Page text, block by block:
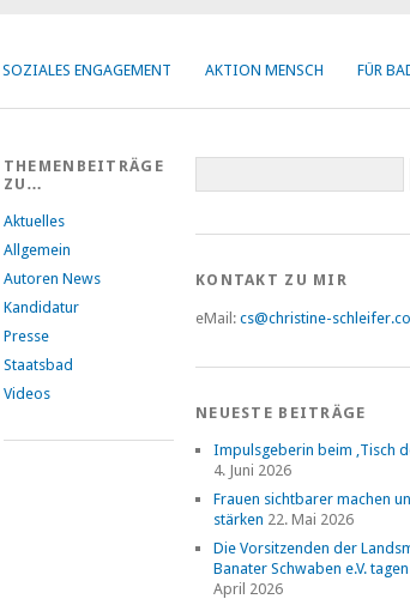
SOZIALES ENGAGEMENT AKTION MENSCH FÜR
THEMENBEITRÄGE
ZU…
Aktuelles
Allgemein
Autoren News
Kandidatur
Presse
Staatsbad
Videos
KONTAKT ZU MIR
eMail: cs@christine-
NEUESTE BEITRÄGE
Impulsgeberin beim ‚Tisch
4. Juni 2026
Frauen sichtbarer machen
stärken 22. Mai 2026
Die Vorsitzenden der
Banater Schwaben e.V.
April 2026